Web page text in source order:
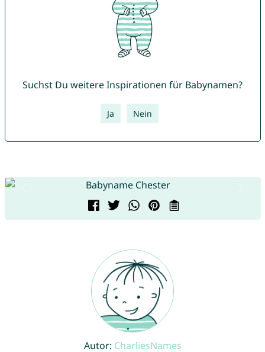
Suchst Du weitere Inspirationen für Babynamen?
Ja Nein
Autor: CharliesNames